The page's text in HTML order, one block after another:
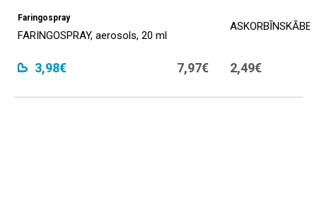
Faringospray
FARINGOSPRAY, aerosols, 20 ml
3,98€ 7,97€ 2,49€